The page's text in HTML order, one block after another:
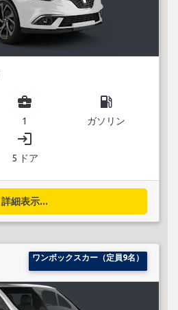
business_center
1
local_gas_station
ガソリン
login
5 ドア
詳細表示...
ワンボックスカー（定員9名）